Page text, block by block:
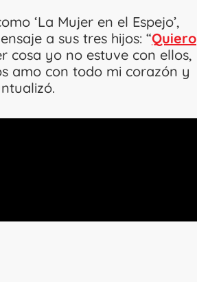
‘La Mujer en el Espejo’,
a sus tres hijos: “Quiero
cosa yo no estuve con ellos,
amo con todo mi corazón y